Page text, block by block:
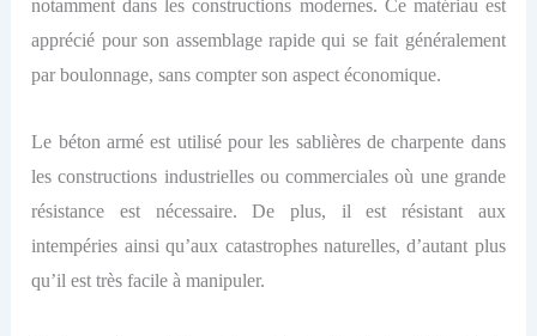
notamment dans les constructions modernes. Ce matériau est
apprécié pour son assemblage rapide qui se fait généralement
par boulonnage, sans compter son aspect économique.
Le béton armé est utilisé pour les sablières de charpente dans
les constructions industrielles ou commerciales où une grande
résistance est nécessaire. De plus, il est résistant aux
intempéries ainsi qu’aux catastrophes naturelles, d’autant plus
qu’il est très facile à manipuler.